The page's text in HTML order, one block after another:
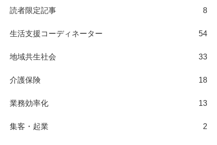
読者限定記事 8
生活支援コーディネーター 54
地域共生社会 33
介護保険 18
業務効率化 13
集客・起業 2